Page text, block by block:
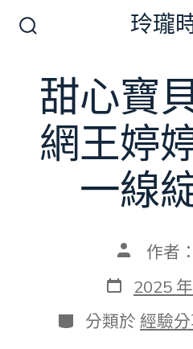
切
換
開
玲瓏
甜心寶
網王婷
一線
文
作
者
作者：
發
表
日
期
2025
分
類
分類於 經驗